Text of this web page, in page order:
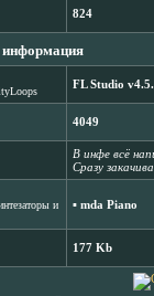
824
информация
FL Studio
4049
В инфе всё
Сразу
и
▪ mda Piano
177 Kb